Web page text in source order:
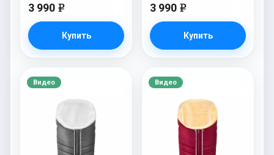
3 990 e
Купить
3 990 e
Купить
Видео Видео